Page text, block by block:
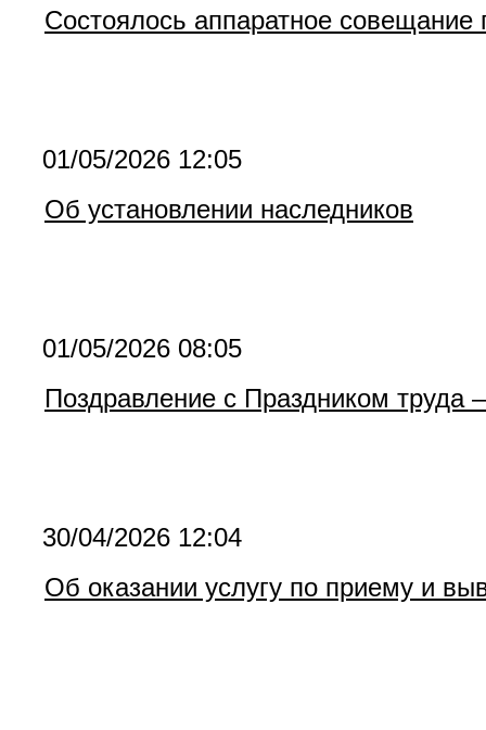
Состоялось аппаратное совещание
01/05/2026 12:05
Об установлении наследников
01/05/2026 08:05
Поздравление с Праздником
30/04/2026 12:04
Об оказании услугу по приему и